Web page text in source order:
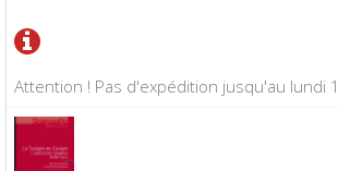
Attention ! Pas d'expédition jusqu'au lundi